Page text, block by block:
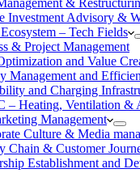
&
Investment Advisory &
– Tech Fields
& Project Management
and Value
Management and
and Charging
– Heating, Ventilation &
Management
Culture & Media
Chain & Customer
Establishment and